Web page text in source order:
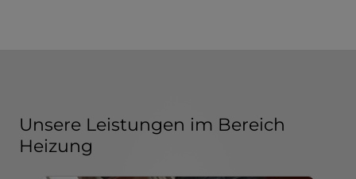
Unsere Leistungen im Bereich
Heizung